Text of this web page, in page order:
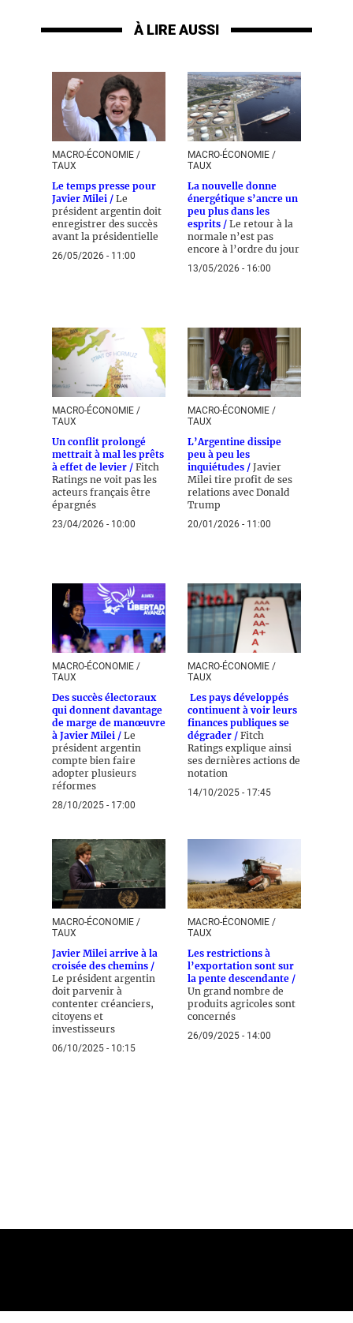
À LIRE AUSSI
MACRO-ÉCONOMIE /
TAUX
Le temps presse pour
Javier Milei / Le
président argentin doit
enregistrer des succès
avant la présidentielle
26/05/2026 - 11:00
MACRO-ÉCONOMIE /
TAUX
La nouvelle donne
énergétique s’ancre un
peu plus dans les
esprits / Le retour à la
normale n’est pas
encore à l’ordre du jour
13/05/2026 - 16:00
MACRO-ÉCONOMIE /
TAUX
Un conflit prolongé
mettrait à mal les prêts
à effet de levier / Fitch
Ratings ne voit pas les
acteurs français être
épargnés
23/04/2026 - 10:00
MACRO-ÉCONOMIE /
TAUX
L’Argentine dissipe
peu à peu les
inquiétudes / Javier
Milei tire profit de ses
relations avec Donald
Trump
20/01/2026 - 11:00
MACRO-ÉCONOMIE /
TAUX
Des succès électoraux
qui donnent davantage
de marge de manœuvre
à Javier Milei / Le
président argentin
compte bien faire
adopter plusieurs
réformes
28/10/2025 - 17:00
MACRO-ÉCONOMIE /
TAUX
Les pays développés
continuent à voir leurs
finances publiques se
dégrader / Fitch
Ratings explique ainsi
ses dernières actions de
notation
14/10/2025 - 17:45
MACRO-ÉCONOMIE /
TAUX
Javier Milei arrive à la
croisée des chemins /
Le président argentin
doit parvenir à
contenter créanciers,
citoyens et
investisseurs
06/10/2025 - 10:15
MACRO-ÉCONOMIE /
TAUX
Les restrictions à
l’exportation sont sur
la pente descendante /
Un grand nombre de
produits agricoles sont
concernés
26/09/2025 - 14:00